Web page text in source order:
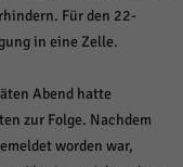
Für den 22-
in eine Zelle.
Abend hatte
zur Folge. Nachdem
worden war,